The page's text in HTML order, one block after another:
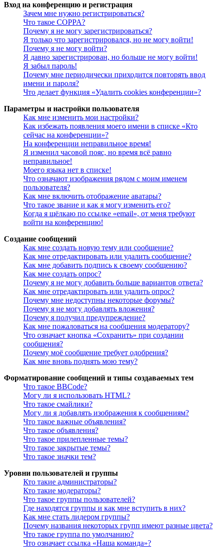
Вход на конференцию и регистрация
Зачем мне нужно регистрироваться?
Что такое COPPA?
Почему я не могу зарегистрироваться?
Я только что зарегистрировался, но не могу войти!
Почему я не могу войти?
Я давно зарегистрирован, но больше не могу войти!
Я забыл пароль!
Почему мне периодически приходится повторять ввод
имени и пароля?
Что делает функция «Удалить cookies конференции»?
Параметры и настройки пользователя
Как мне изменить мои настройки?
Как избежать появления моего имени в списке «Кто
сейчас на конференции»?
На конференции неправильное время!
Я изменил часовой пояс, но время всё равно
неправильное!
Моего языка нет в списке!
Что означают изображения рядом с моим именем
пользователя?
Как мне включить отображение аватары?
Что такое звание и как я могу изменить его?
Когда я щёлкаю по ссылке «email», от меня требуют
войти на конференцию!
Создание сообщений
Как мне создать новую тему или сообщение?
Как мне отредактировать или удалить сообщение?
Как мне добавить подпись к своему сообщению?
Как мне создать опрос?
Почему я не могу добавить больше вариантов ответа?
Как мне отредактировать или удалить опрос?
Почему мне недоступны некоторые форумы?
Почему я не могу добавлять вложения?
Почему я получил предупреждение?
Как мне пожаловаться на сообщения модератору?
Что означает кнопка «Сохранить» при создании
сообщения?
Почему моё сообщение требует одобрения?
Как мне вновь поднять мою тему?
Форматирование сообщений и типы создаваемых тем
Что такое BBCode?
Могу ли я использовать HTML?
Что такое смайлики?
Могу ли я добавлять изображения к сообщениям?
Что такое важные объявления?
Что такое объявления?
Что такое прилепленные темы?
Что такое закрытые темы?
Что такое значки тем?
Уровни пользователей и группы
Кто такие администраторы?
Кто такие модераторы?
Что такое группы пользователей?
Где находятся группы и как мне вступить в них?
Как мне стать лидером группы?
Почему названия некоторых групп имеют разные цвета?
Что такое группа по умолчанию?
Что означает ссылка «Наша команда»?